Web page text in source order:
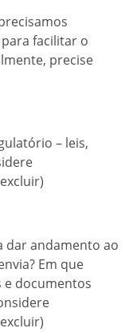
facilitar o
precise
– leis,
dar andamento ao
Em que
e documentos